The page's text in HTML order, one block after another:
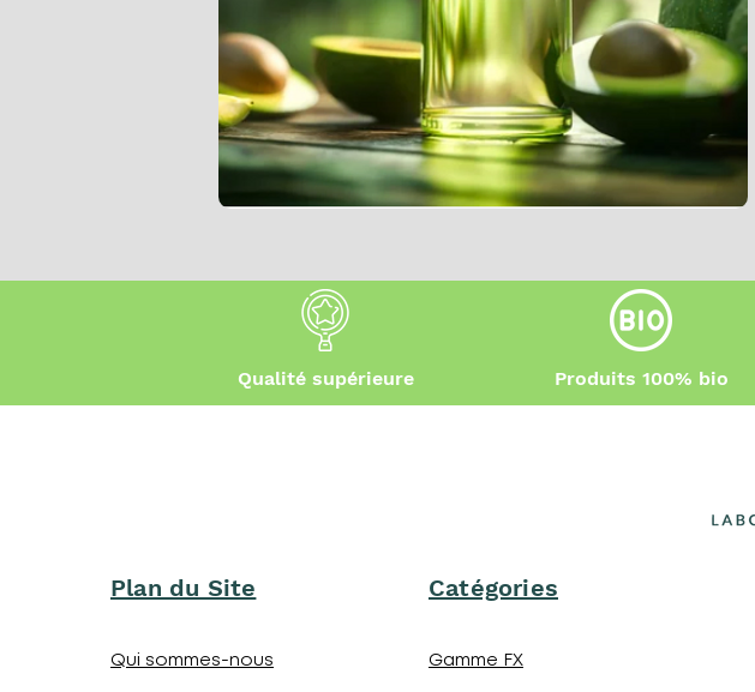
Qualité supérieure Produits 100% bio
Plan du Site
Qui sommes-nous
Catégories
Gamme FX